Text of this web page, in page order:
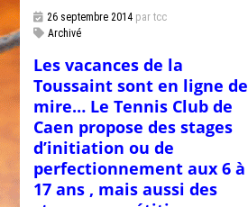
26 septembre 2014 par tcc
Archivé
Les vacances de la
Toussaint sont en ligne de
mire… Le Tennis Club de
Caen propose des stages
d’initiation ou de
perfectionnement aux 6 à
17 ans , mais aussi des